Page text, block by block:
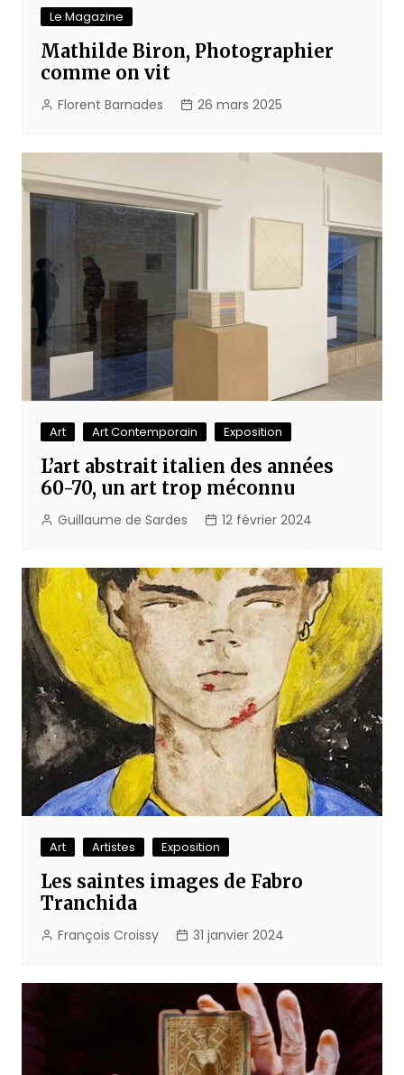
Le Magazine
Mathilde Biron, Photographier
comme on vit
Florent Barnades 26 mars 2025
Art Art Contemporain Exposition
L’art abstrait italien des années
60-70, un art trop méconnu
Guillaume de Sardes 12 février 2024
Art Artistes Exposition
Les saintes images de Fabro
Tranchida
François Croissy 31 janvier 2024